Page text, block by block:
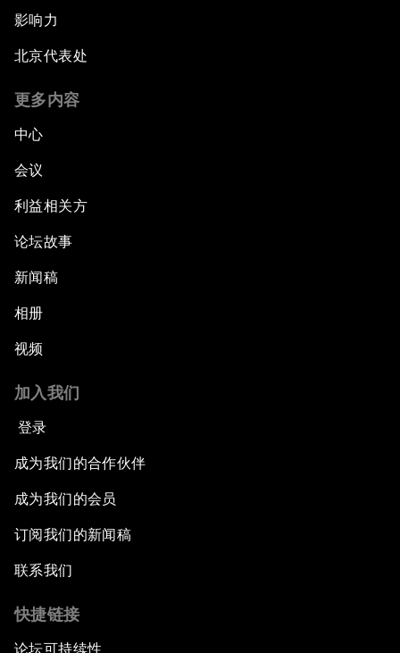
影响力
北京代表处
更多内容
中心
会议
利益相关方
论坛故事
新闻稿
相册
视频
加入我们
登录
成为我们的合作伙伴
成为我们的会员
订阅我们的新闻稿
联系我们
快捷链接
论坛可持续性